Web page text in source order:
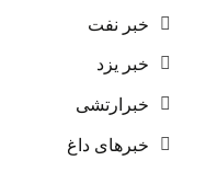
خبر نفت
خبر یزد
خبرارتشی
خبرهای داغ